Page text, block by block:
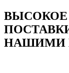
ВЫСОКОЕ
НАШИМИ